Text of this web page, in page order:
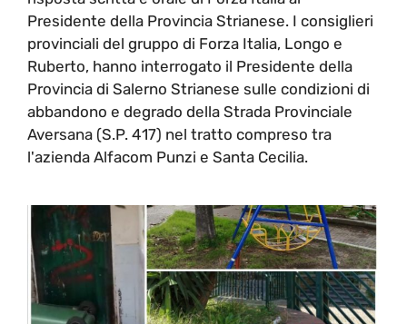
Presidente della Provincia Strianese. I consiglieri
provinciali del gruppo di Forza Italia, Longo e
Ruberto, hanno interrogato il Presidente della
Provincia di Salerno Strianese sulle condizioni di
abbandono e degrado della Strada Provinciale
Aversana (S.P. 417) nel tratto compreso tra
l'azienda Alfacom Punzi e Santa Cecilia.